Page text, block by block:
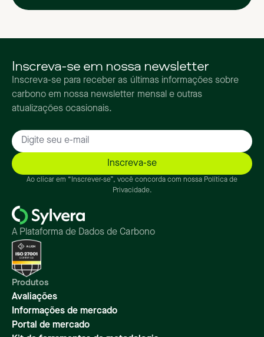
Inscreva-se em nossa newsletter
Inscreva-se para receber as últimas informações sobre
carbono em nossa newsletter mensal e outras
atualizações ocasionais.
Ao clicar em “Inscrever-se”, você concorda com nossa Política de
Privacidade.
A Plataforma de Dados de Carbono
Produtos
Avaliações
Informações de mercado
Portal de mercado